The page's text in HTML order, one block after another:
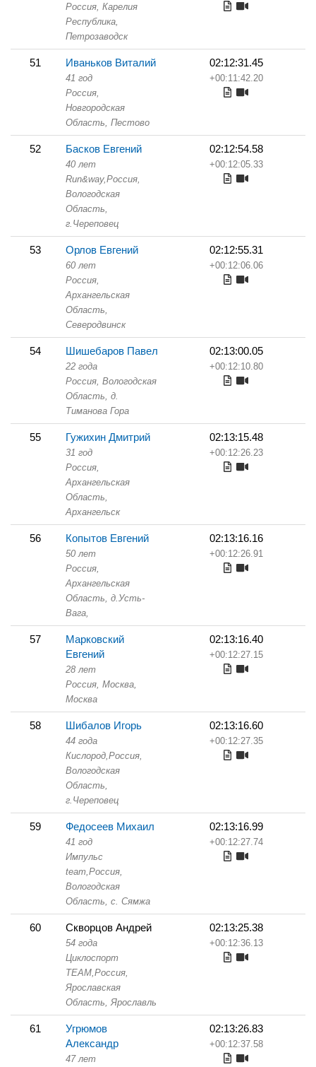
Россия, Карелия
Республика,
Петрозаводск
51 Иваньков Виталий
41 год
Россия,
Новгородская
Область, Пестово
02:12:31.45
+00:11:42.20
52 Басков Евгений
40 лет
Run&way,Россия,
Вологодская
Область,
г.Череповец
02:12:54.58
+00:12:05.33
53 Орлов Евгений
60 лет
Россия,
Архангельская
Область,
Северодвинск
02:12:55.31
+00:12:06.06
54 Шишебаров Павел
22 года
Россия, Вологодская
Область, д.
Тиманова Гора
02:13:00.05
+00:12:10.80
55 Гужихин Дмитрий
31 год
Россия,
Архангельская
Область,
Архангельск
02:13:15.48
+00:12:26.23
56 Копытов Евгений
50 лет
Россия,
Архангельская
Область, д.Усть-
Вага,
02:13:16.16
+00:12:26.91
57
Марковский
Евгений
28 лет
Россия, Москва,
Москва
02:13:16.40
+00:12:27.15
58 Шибалов Игорь
44 года
Кислород,Россия,
Вологодская
Область,
г.Череповец
02:13:16.60
+00:12:27.35
59 Федосеев Михаил
41 год
Импульс
team,Россия,
Вологодская
Область, с. Сямжа
02:13:16.99
+00:12:27.74
60 Скворцов Андрей
54 года
Циклоспорт
TEAM,Россия,
Ярославская
Область, Ярославль
02:13:25.38
+00:12:36.13
61
Угрюмов
Александр
47 лет
02:13:26.83
+00:12:37.58